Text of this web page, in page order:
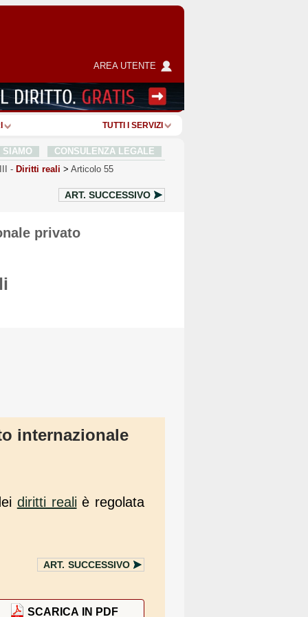
AREA UTENTE
TUTTI I SERVIZI
SIAMO
CONSULENZA LEGALE
- Diritti reali > Articolo 55
ART. SUCCESSIVO
privato
internazionale
diritti reali è regolata
ART. SUCCESSIVO
SCARICA IN PDF